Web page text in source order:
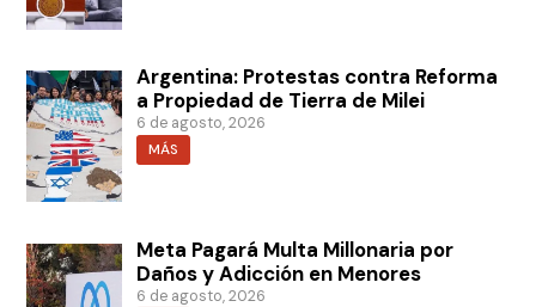
Argentina: Protestas contra Reforma
a Propiedad de Tierra de Milei
6 de agosto, 2026
MÁS
Meta Pagará Multa Millonaria por
Daños y Adicción en Menores
6 de agosto, 2026